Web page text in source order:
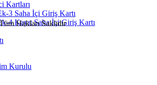
Kartları
3 Saha İçi Giriş Kartı
4 Kayıt Saha İçi Giriş Kartı
Hakları Saklıdır
Kurulu